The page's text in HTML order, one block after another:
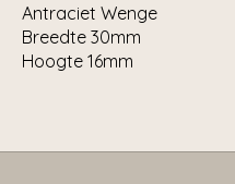
Antraciet Wenge
Breedte 30mm
Hoogte 16mm